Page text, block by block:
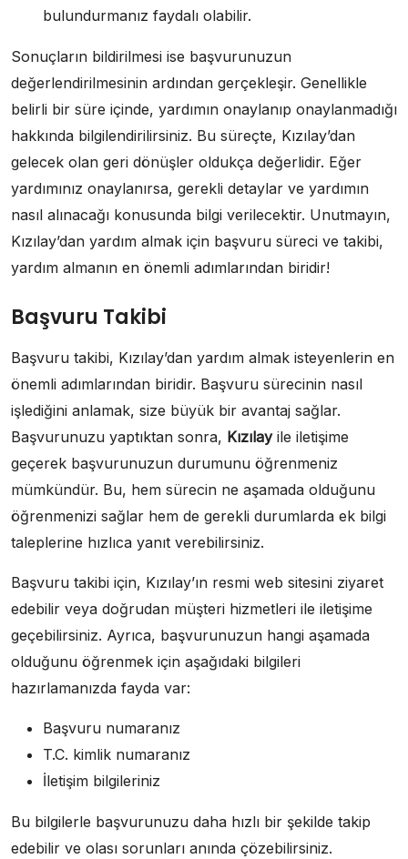
bulundurmanız faydalı olabilir.
Sonuçların bildirilmesi ise başvurunuzun
değerlendirilmesinin ardından gerçekleşir. Genellikle
belirli bir süre içinde, yardımın onaylanıp onaylanmadığı
hakkında bilgilendirilirsiniz. Bu süreçte, Kızılay’dan
gelecek olan geri dönüşler oldukça değerlidir. Eğer
yardımınız onaylanırsa, gerekli detaylar ve yardımın
nasıl alınacağı konusunda bilgi verilecektir. Unutmayın,
Kızılay’dan yardım almak için başvuru süreci ve takibi,
yardım almanın en önemli adımlarından biridir!
Başvuru Takibi
Başvuru takibi, Kızılay’dan yardım almak isteyenlerin en
önemli adımlarından biridir. Başvuru sürecinin nasıl
işlediğini anlamak, size büyük bir avantaj sağlar.
Başvurunuzu yaptıktan sonra, Kızılayile iletişime
geçerek başvurunuzun durumunu öğrenmeniz
mümkündür. Bu, hem sürecin ne aşamada olduğunu
öğrenmenizi sağlar hem de gerekli durumlarda ek bilgi
taleplerine hızlıca yanıt verebilirsiniz.
Başvuru takibi için, Kızılay’ın resmi web sitesini ziyaret
edebilir veya doğrudan müşteri hizmetleri ile iletişime
geçebilirsiniz. Ayrıca, başvurunuzun hangi aşamada
olduğunu öğrenmek için aşağıdaki bilgileri
hazırlamanızda fayda var:
Başvuru numaranız
T.C. kimlik numaranız
İletişim bilgileriniz
Bu bilgilerle başvurunuzu daha hızlı bir şekilde takip
edebilir ve olası sorunları anında çözebilirsiniz.